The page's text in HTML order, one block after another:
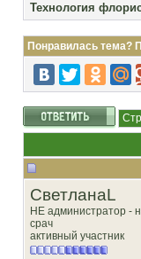
Технология
Понравилась тема?
СветланаL
НЕ администратор -
срач
активный участник